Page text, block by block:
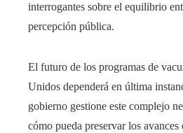
interrogantes sobre el equilibrio
percepción pública.
El futuro de los programas de
Unidos dependerá en última
gobierno gestione este complejo
cómo pueda preservar los